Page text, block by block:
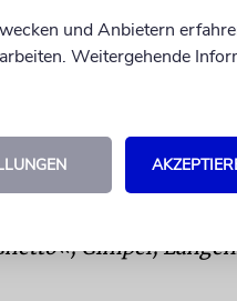
harten Leben im
Esther ein
einzuüben. Davon
seine Bilder, in die
Gimpel,
und Anbietern
Weitergehende